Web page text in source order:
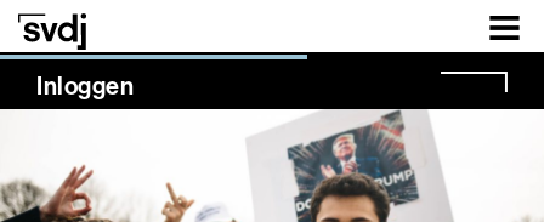
Naar hoofdinhoud
Inloggen
NaN%